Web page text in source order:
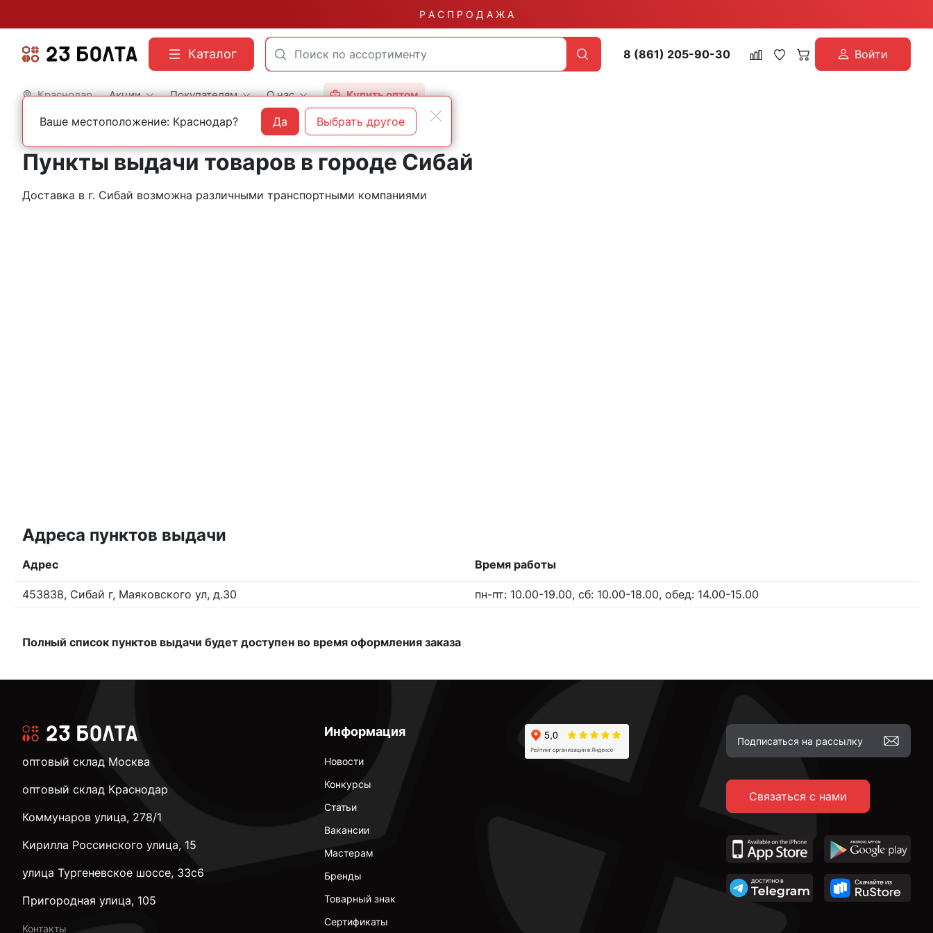
Р А С П Р О Д А Ж А
Каталог 8 (861) 205-90-30 Войти
Краснодар Акции Покупателям О нас Купить оптом
Главная Контакты Сибай
Пункты выдачи товаров в городе Сибай
Доставка в г. Сибай возможна различными транспортными компаниями
Адреса пунктов выдачи
Адрес Время работы
453838, Сибай г, Маяковского ул, д.30 пн-пт: 10.00-19.00, сб: 10.00-18.00, обед: 14.00-15.00
Полный список пунктов выдачи будет доступен во время оформления заказа
Информация
Новости
Конкурсы
Статьи
Вакансии
Мастерам
Бренды
Товарный знак
Сертификаты
Связаться с нами
оптовый склад Москва
оптовый склад Краснодар
Коммунаров улица, 278/1
Кирилла Россинского улица, 15
улица Тургеневское шоссе, 33с6
Пригородная улица, 105
Контакты
Ваше местоположение: Краснодар? Да Выбрать другое